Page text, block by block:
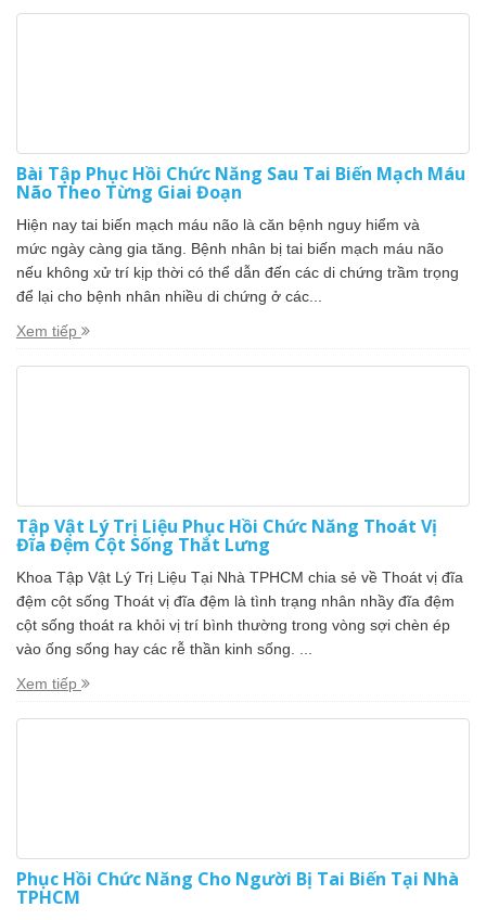
Bài Tập Phục Hồi Chức Năng Sau Tai Biến Mạch Máu
Não Theo Từng Giai Đoạn
Hiện nay tai biến mạch máu não là căn bệnh nguy hiểm và
mức ngày càng gia tăng. Bệnh nhân bị tai biến mạch máu não
nếu không xử trí kịp thời có thể dẫn đến các di chứng trầm trọng
để lại cho bệnh nhân nhiều di chứng ở các...
Xem tiếp
Tập Vật Lý Trị Liệu Phục Hồi Chức Năng Thoát Vị
Đĩa Đệm Cột Sống Thắt Lưng
Khoa Tập Vật Lý Trị Liệu Tại Nhà TPHCM chia sẻ về Thoát vị đĩa
đệm cột sống Thoát vị đĩa đệm là tình trạng nhân nhầy đĩa đệm
cột sống thoát ra khỏi vị trí bình thường trong vòng sợi chèn ép
vào ống sống hay các rễ thần kinh sống. ...
Xem tiếp
Phục Hồi Chức Năng Cho Người Bị Tai Biến Tại Nhà
TPHCM